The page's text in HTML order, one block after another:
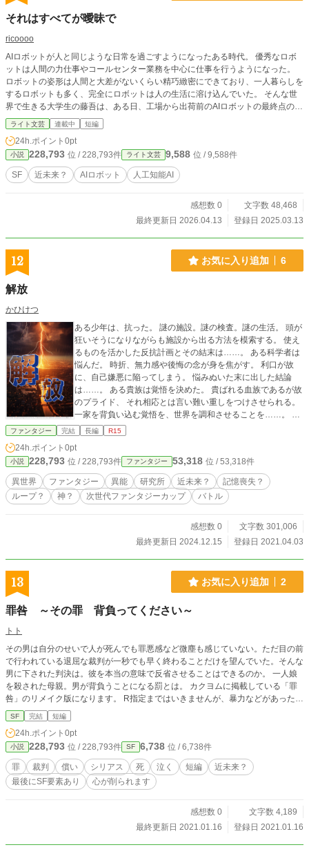
それはすべてが曖昧で
ricoooo
AIロボットが人と同じような日常を過ごすようになったある時代。 優秀なロボ
ットは人間の力仕事やコールセンター業務を中心に仕事を行うようになった。
ロボットの姿形は人間と大差がないくらい精巧緻密にできており、一人暮らしを
するロボットも多く、完全にロボットは人の生活に溶け込んでいた。 そんな世
界で生きる大学生の藤吾は、ある日、工場から出荷前のAIロボットの最終点のバ
イトをしないかと誘われるが、なぜかAIロボットのお世話係に任命され………？
ライト文芸 連載中 短編
24h.ポイント 0pt
小説 228,793 位 / 228,793件 ライト文芸 9,588 位 / 9,588件
SF 近未来？ AIロボット 人工知能AI
感想数 0
文字数 48,468
最終更新日 2026.04.13
登録日 2025.03.13
12 お気に入り追加 6
解放
かひけつ
ある少年は、抗った。 謎の施設。謎の検査。謎の生活。 頭が
狂いそうになりながらも施設から出る方法を模索する。 使え
るものを活かした反抗計画とその結末は……。 ある科学者は
悩んだ。 時折、無力感や後悔の念が身を焦がす。 利口が故
に、自己嫌悪に陥ってしまう。 悩みぬいた末に出した結論
は……。 ある貴族は覚悟を決めた。 貴ばれる血族であるが故
のプライド、 それ相応とは言い難い重しをつけさせられる。
一家を背負い込む覚悟を、世界を調和させることを……。 あ
るモノは、嘆いた。 自由にはなれない……。 そう思わせる
もしれない……。 諦めかけていた、でも、希望が見えた気が
した……。 その希望は現状を打開し、解放してくれるのだろ
うか？
ファンタジー 完結 長編 R15
24h.ポイント 0pt
小説 228,793 位 / 228,793件 ファンタジー 53,318 位 / 53,318件
異世界 ファンタジー 異能 研究所 近未来？
記憶喪失？
ループ？
神？ 次世代ファンタジーカップ バトル
感想数 0
文字数 301,006
最終更新日 2024.12.15
登録日 2021.04.03
13 お気に入り追加 2
罪咎 ～その罪 背負ってください～
トト
その男は自分のせいで人が死んでも罪悪感など微塵も感じていない。ただ目の前
で行われている退屈な裁判が一秒でも早く終わることだけを望んでいた。そんな
男に下された判決は。彼を本当の意味で反省させることはできるのか。 一人娘
を殺された母親。男が背負うことになる罰とは。 カクヨムに掲載している「罪
咎」のリメイク版になります。 R指定まではいきませんが、暴力などがあったこ
とをにおわせる描写があります。
SF 完結 短編
24h.ポイント 0pt
小説 228,793 位 / 228,793件 SF 6,738 位 / 6,738件
罪 裁判 償い シリアス 死 泣く 短編
近未来？
最後にSF要素あり
心が削られます
感想数 0
文字数 4,189
最終更新日 2021.01.16
登録日 2021.01.16